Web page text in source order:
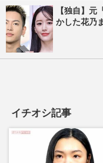
【独自】
かした花乃
イチオシ記事